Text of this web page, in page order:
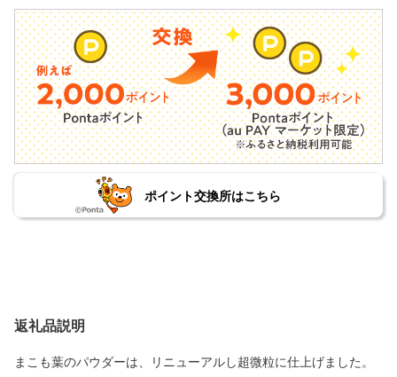
ポイント交換所はこちら
返礼品説明
まこも葉のパウダーは、リニューアルし超微粒に仕上げました。